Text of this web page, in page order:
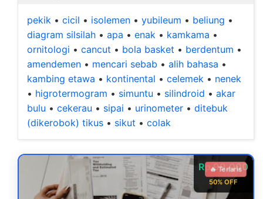
pekik • cicil • isolemen • yubileum • beliung •
diagram silsilah • apa • enak • kamkama •
ornitologi • cancut • bola basket • berdentum •
amendemen • mencari sebab • alih bahasa •
kambing etawa • kontinental • celemek • nenek
• higrotermogram • simuntu • silindroid • akar
bulu • cekerau • sipai • urinometer • ditebuk
(dikerobok) tikus • sikut • colak
Rp 99.000
50% OFF
🔥 Terlaris